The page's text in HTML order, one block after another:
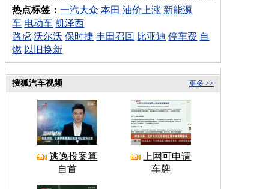
热点标签：一汽大众 本田 油价上涨 新能源
车 电动车 凯泽西
路虎 沃尔沃 保时捷 丰田召回 比亚迪 停车费 自
燃 以旧换新
更多 >>
搜狐汽车视频
逃逸投案算
自首
上网可申请
车牌